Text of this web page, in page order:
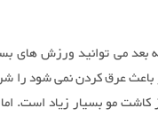
بعد می توانید ورزش های
باعث عرق کردن نمی شود را
کاشت مو بسیار زیاد است.